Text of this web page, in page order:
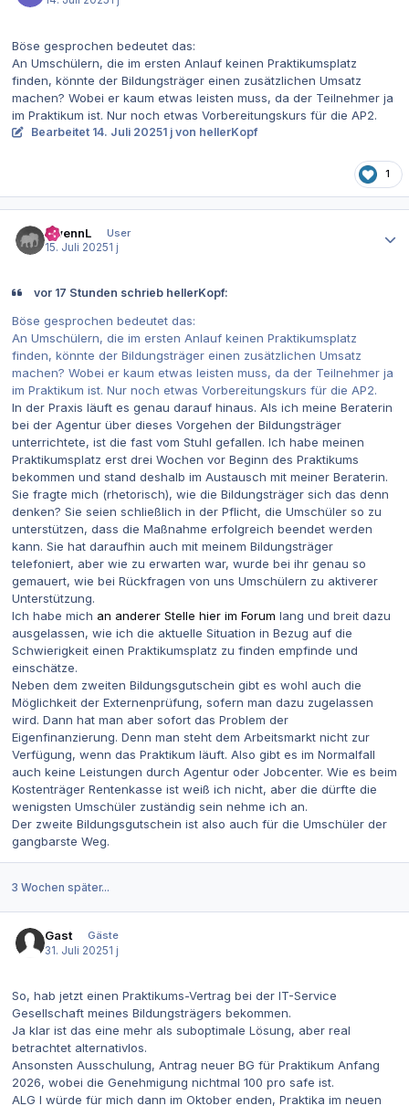
Böse gesprochen bedeutet das:
An Umschülern, die im ersten Anlauf keinen Praktikumsplatz
finden, könnte der Bildungsträger einen zusätzlichen Umsatz
machen? Wobei er kaum etwas leisten muss, da der Teilnehmer ja
im Praktikum ist. Nur noch etwas Vorbereitungskurs für die AP2.
Bearbeitet 14. Juli 20251 j von hellerKopf
1
ZwennL
User
15. Juli 20251 j
vor 17 Stunden schrieb hellerKopf:
Böse gesprochen bedeutet das:
An Umschülern, die im ersten Anlauf keinen Praktikumsplatz
finden, könnte der Bildungsträger einen zusätzlichen Umsatz
machen? Wobei er kaum etwas leisten muss, da der Teilnehmer ja
im Praktikum ist. Nur noch etwas Vorbereitungskurs für die AP2.
In der Praxis läuft es genau darauf hinaus. Als ich meine Beraterin
bei der Agentur über dieses Vorgehen der Bildungsträger
unterrichtete, ist die fast vom Stuhl gefallen. Ich habe meinen
Praktikumsplatz erst drei Wochen vor Beginn des Praktikums
bekommen und stand deshalb im Austausch mit meiner Beraterin.
Sie fragte mich (rhetorisch), wie die Bildungsträger sich das denn
denken? Sie seien schließlich in der Pflicht, die Umschüler so zu
unterstützen, dass die Maßnahme erfolgreich beendet werden
kann. Sie hat daraufhin auch mit meinem Bildungsträger
telefoniert, aber wie zu erwarten war, wurde bei ihr genau so
gemauert, wie bei Rückfragen von uns Umschülern zu aktiverer
Unterstützung.
Ich habe mich an anderer Stelle hier im Forum lang und breit dazu
ausgelassen, wie ich die aktuelle Situation in Bezug auf die
Schwierigkeit einen Praktikumsplatz zu finden empfinde und
einschätze.
Neben dem zweiten Bildungsgutschein gibt es wohl auch die
Möglichkeit der Externenprüfung, sofern man dazu zugelassen
wird. Dann hat man aber sofort das Problem der
Eigenfinanzierung. Denn man steht dem Arbeitsmarkt nicht zur
Verfügung, wenn das Praktikum läuft. Also gibt es im Normalfall
auch keine Leistungen durch Agentur oder Jobcenter. Wie es beim
Kostenträger Rentenkasse ist weiß ich nicht, aber die dürfte die
wenigsten Umschüler zuständig sein nehme ich an.
Der zweite Bildungsgutschein ist also auch für die Umschüler der
gangbarste Weg.
3 Wochen später...
Gast
Gäste
31. Juli 20251 j
So, hab jetzt einen Praktikums-Vertrag bei der IT-Service
Gesellschaft meines Bildungsträgers bekommen.
Ja klar ist das eine mehr als suboptimale Lösung, aber real
betrachtet alternativlos.
Ansonsten Ausschulung, Antrag neuer BG für Praktikum Anfang
2026, wobei die Genehmigung nichtmal 100 pro safe ist.
ALG I würde für mich dann im Oktober enden, Praktika im neuen